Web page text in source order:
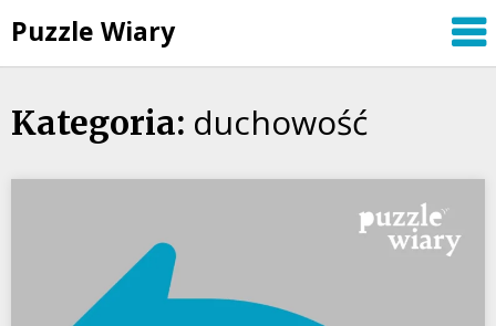
Skip
to
Puzzle Wiary
Kategoria: duchowość